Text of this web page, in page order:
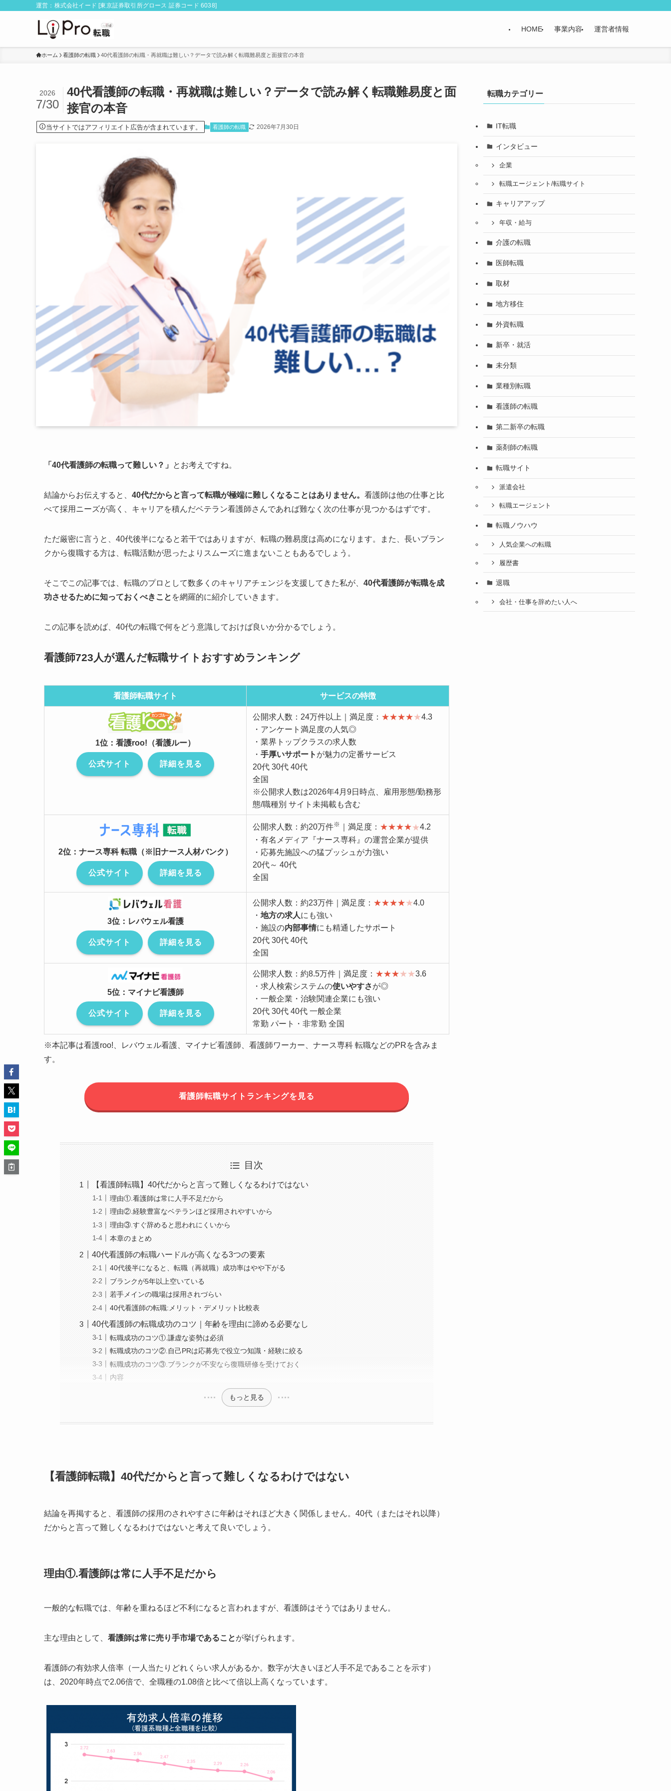
運営：株式会社イード [東京証券取引所グロース 証券コード 6038]
HOME 事業内容 運営者情報
ホーム 看護師の転職 40代看護師の転職・再就職は難しい？データで読み解く転職難易度と面接官の本音
40代看護師の転職・再就職は難しい？データで読み解く転職難易度と面
接官の本音
2026
7/30
当サイトではアフィリエイト広告が含まれています。 看護師の転職 2026年7月30日
「40代看護師の転職って難しい？」 とお考えですね。
結論からお伝えすると、 40代だからと言って転職が極端に難しくなることはありません。 看護師は他の仕事と比
べて採用ニーズが高く、キャリアを積んだベテラン看護師さんであれば難なく次の仕事が見つかるはずです。
ただ厳密に言うと、40代後半になると若干ではありますが、転職の難易度は高めになります。また、長いブラン
クから復職する方は、転職活動が思ったよりスムーズに進まないこともあるでしょう。
そこでこの記事では、転職のプロとして数多くのキャリアチェンジを支援してきた私が、 40代看護師が転職を成
功させるために知っておくべきこと を網羅的に紹介していきます。
この記事を読めば、40代の転職で何をどう意識しておけば良いか分かるでしょう。
看護師723人が選んだ転職サイトおすすめランキング
看護師転職サイト サービスの特徴
1位：看護roo!（看護ルー）
公式サイト 詳細を見る
公開求人数：24万件以上｜満足度： ★★★★★4.3
・アンケート満足度の人気◎
・業界トップクラスの求人数
・ 手厚いサポート が魅力の定番サービス
20代 30代 40代
全国
※公開求人数は2026年4月9日時点、雇用形態/勤務形
態/職種別 サイト未掲載も含む
2位：ナース専科 転職（※旧ナース人材バンク）
公式サイト 詳細を見る
公開求人数：約20万件※ ｜満足度： ★★★★★4.2
・有名メディア『ナース専科』の運営企業が提供
・応募先施設への猛プッシュが力強い
20代～ 40代
全国
3位：レバウェル看護
公式サイト 詳細を見る
公開求人数：約23万件｜満足度： ★★★★★4.0
・ 地方の求人にも強い
・施設の内部事情にも精通したサポート
20代 30代 40代
全国
5位：マイナビ看護師
公式サイト 詳細を見る
公開求人数：約8.5万件｜満足度： ★★★★ ★3.6
・求人検索システムの使いやすさが◎
・一般企業・治験関連企業にも強い
20代 30代 40代 一般企業
常勤 パート・非常勤 全国
※本記事は看護roo!、レバウェル看護、マイナビ看護師、看護師ワーカー、ナース専科 転職などのPRを含みま
す。
看護師転職サイトランキングを見る
目次
【看護師転職】40代だからと言って難しくなるわけではない
理由①.看護師は常に人手不足だから
理由②.経験豊富なベテランほど採用されやすいから
理由③.すぐ辞めると思われにくいから
本章のまとめ
40代看護師の転職ハードルが高くなる3つの要素
40代後半になると、転職（再就職）成功率はやや下がる
ブランクが5年以上空いている
若手メインの職場は採用されづらい
40代看護師の転職:メリット・デメリット比較表
40代看護師の転職成功のコツ｜年齢を理由に諦める必要なし
転職成功のコツ①.謙虚な姿勢は必須
転職成功のコツ②.自己PRは応募先で役立つ知識・経験に絞る
転職成功のコツ③.ブランクが不安なら復職研修を受けておく
内容
もっと見る
【看護師転職】40代だからと言って難しくなるわけではない
結論を再掲すると、看護師の採用のされやすさに年齢はそれほど大きく関係しません。40代（またはそれ以降）
だからと言って難しくなるわけではないと考えて良いでしょう。
理由①.看護師は常に人手不足だから
一般的な転職では、年齢を重ねるほど不利になると言われますが、看護師はそうではありません。
主な理由として、 看護師は常に売り手市場であることが挙げられます。
看護師の有効求人倍率（一人当たりどれくらい求人があるか。数字が大きいほど人手不足であることを示す）
は、2020年時点で2.06倍で、全職種の1.08倍と比べて倍以上高くなっています。
転職カテゴリー
IT転職
インタビュー
企業
転職エージェント/転職サイト
キャリアアップ
年収・給与
介護の転職
医師転職
取材
地方移住
外資転職
新卒・就活
未分類
業種別転職
看護師の転職
第二新卒の転職
薬剤師の転職
転職サイト
派遣会社
転職エージェント
転職ノウハウ
人気企業への転職
履歴書
退職
会社・仕事を辞めたい人へ